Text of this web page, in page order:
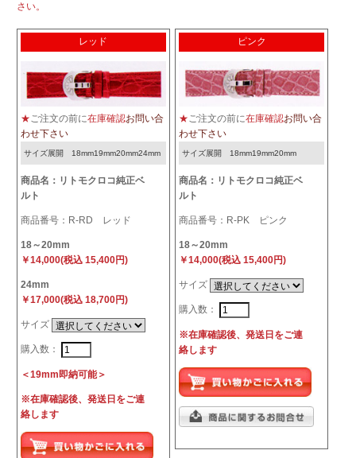
さい。
レッド
★ご注文の前に在庫確認お問い合
わせ下さい
サイズ展開 18mm19mm20mm24mm
商品名：リトモクロコ純正ベ
ルト
商品番号：R-RD レッド
18～20mm
￥14,000(税込 15,400円)
24mm
￥17,000(税込 18,700円)
サイズ
購入数：
＜19mm即納可能＞
※在庫確認後、発送日をご連
絡します
ピンク
★ご注文の前に在庫確認お問い合
わせ下さい
サイズ展開 18mm19mm20mm
商品名：リトモクロコ純正ベ
ルト
商品番号：R-PK ピンク
18～20mm
￥14,000(税込 15,400円)
サイズ
購入数：
※在庫確認後、発送日をご連
絡します